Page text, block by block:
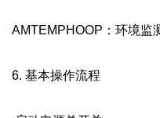
AMTEMPHOOP：环境监
6. 基本操作流程